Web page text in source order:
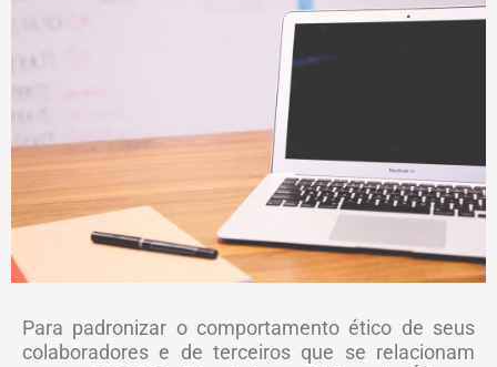
Para padronizar o comportamento ético de seus
colaboradores e de terceiros que se relacionam